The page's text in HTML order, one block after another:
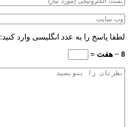
لطفا پاسخ را به عدد انگلیسی وارد کنید:
8 − هفت =